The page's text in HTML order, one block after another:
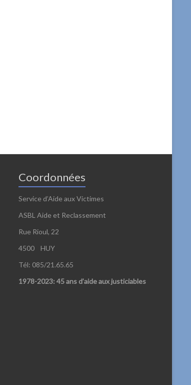
Coordonnées
Service d’Aide aux Victimes
ASBL Aide et Reclassement
Rue Rioul, 22
4500 HUY
Tél: 085/21.65.65
1978-2023: 45 ans d’aide aux justiciables